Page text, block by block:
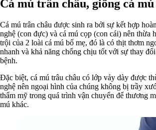
Cá mú trân châu, giống cá
Cá mú trân châu được sinh ra bởi sự kết hợp
nghệ (con đực) và cá mú cọp (con cái) nên thừa
trội của 2 loài cá mú bố mẹ, đó là có thịt thơm
nhanh và khả năng chống chịu tốt với sự thay
bệnh.
Đặc biệt, cá mú trâu châu có lớp vảy dày được
nghệ nên ngoại hình của chúng không bị trầy
thẩm mỹ trong quá trình vận chuyển để thương
mú khác.